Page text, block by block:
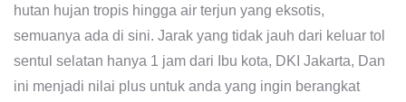
hutan hujan tropis hingga air terjun yang eksotis,
semuanya ada di sini. Jarak yang tidak jauh dari keluar tol
sentul selatan hanya 1 jam dari Ibu kota, DKI Jakarta, Dan
ini menjadi nilai plus untuk anda yang ingin berangkat